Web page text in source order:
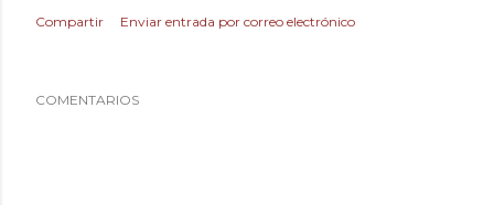
Compartir Enviar entrada por correo electrónico
COMENTARIOS